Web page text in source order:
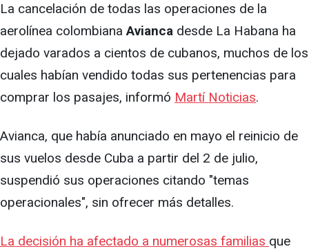
La cancelación de todas las operaciones de la
aerolínea colombianaAvianca desde La Habana ha
dejado varados a cientos de cubanos, muchos de los
cuales habían vendido todas sus pertenencias para
comprar los pasajes, informó Martí Noticias.
Avianca, que había anunciado en mayo el reinicio de
sus vuelos desde Cuba a partir del 2 de julio,
suspendió sus operaciones citando "temas
operacionales", sin ofrecer más detalles.
La decisión ha afectado a numerosas familias que